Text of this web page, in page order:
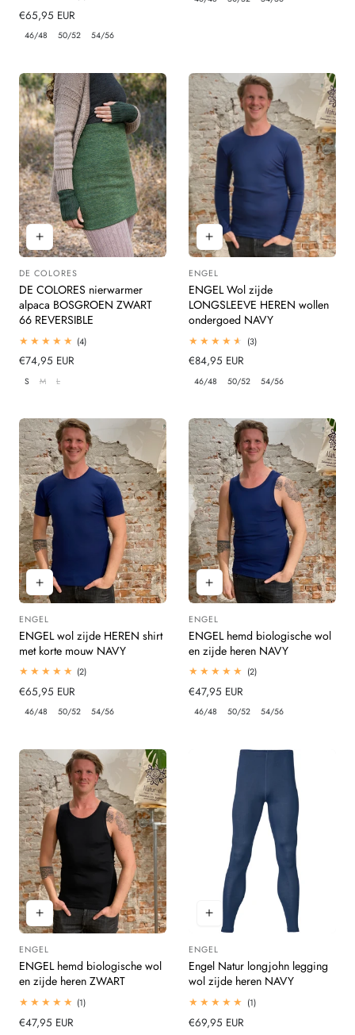
Normale
prijs
€65,95 EUR
46/48 50/52 54/56
Leverancier:
DE COLORES
DE COLORES nierwarmer
alpaca BOSGROEN ZWART
66 REVERSIBLE
(4)4
Normale
prijs
€74,95 EUR
S M L
Leverancier:
ENGEL
ENGEL Wol zijde
LONGSLEEVE HEREN wollen
ondergoed NAVY
(3)3
Normale
prijs
€84,95 EUR
46/48 50/52 54/56
Leverancier:
ENGEL
ENGEL wol zijde HEREN shirt
met korte mouw NAVY
(2)2
Normale
prijs
€65,95 EUR
46/48 50/52 54/56
Leverancier:
ENGEL
ENGEL hemd biologische wol
en zijde heren NAVY
(2)2
Normale
prijs
€47,95 EUR
46/48 50/52 54/56
Leverancier:
ENGEL
ENGEL hemd biologische wol
en zijde heren ZWART
(1)1
Normale
€47,95 EUR
Leverancier:
ENGEL
Engel Natur longjohn legging
wol zijde heren NAVY
(1)1
Normale
€69,95 EUR